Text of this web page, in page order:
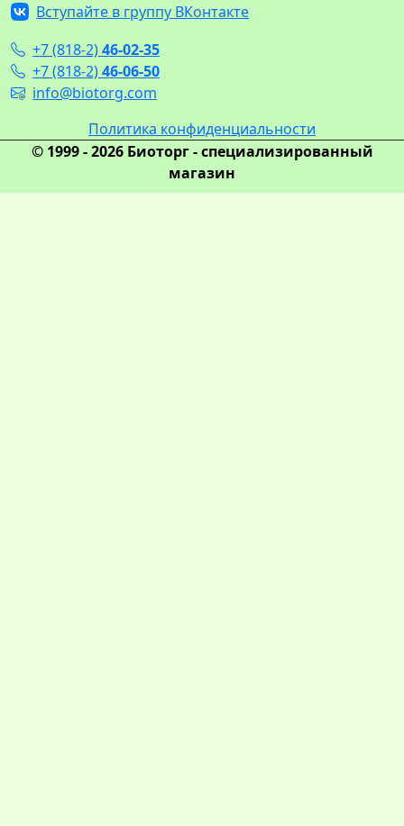
Вступайте в группу ВКонтакте
+7 (818-2)46-02-35
+7 (818-2)46-06-50
info@biotorg.com
Политика конфиденциальности
© 1999 - 2026 Биоторг - специализированный
магазин